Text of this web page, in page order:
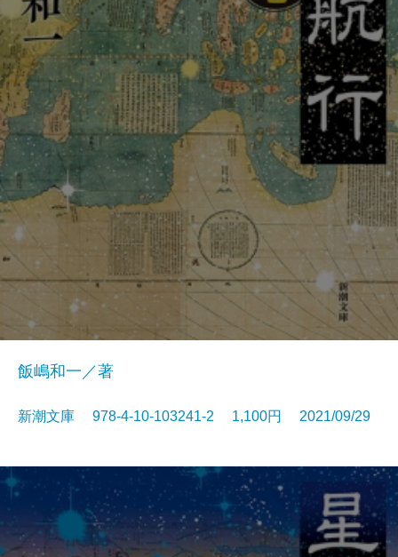
飯嶋和一／著
新潮文庫 978-4-10-103241-2 1,100円 2021/09/29